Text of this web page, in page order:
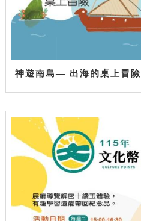
神遊南島— 出海的桌上冒險